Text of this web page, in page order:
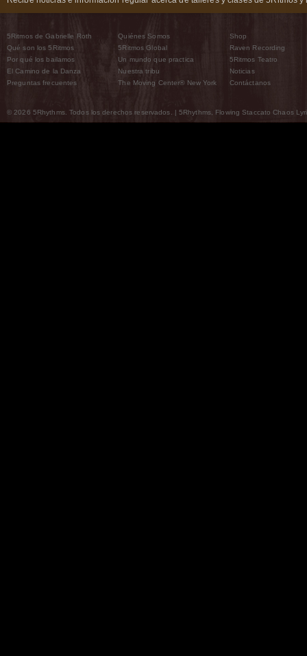
5Ritmos de Gabrielle Roth
Qué son los 5Ritmos
Por qué los bailamos
El Camino de la Danza
Preguntas frecuentes
Quiénes Somos
5Ritmos Global
Un mundo que practica
Nuestra tribu
The Moving Center® New York
Shop
Raven Recording
5Ritmos Teatro
Noticias
Contáctanos
© 2026 5Rhythms. Todos los derechos reservados. | 5Rhythms, Flowing Staccato Chaos